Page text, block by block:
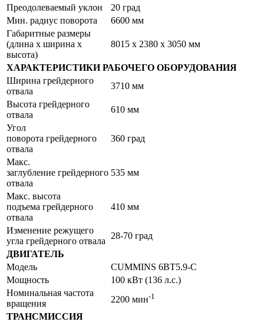
Преодолеваемый уклон
20 град
Мин. радиус поворота
6600 мм
Габаритные размеры
(длина х ширина х
высота)
8015 х 2380 х 3050 мм
ХАРАКТЕРИСТИКИ РАБОЧЕГО ОБОРУДОВАНИЯ
Ширина грейдерного
отвала
3710 мм
Высота грейдерного
отвала
610 мм
Угол
поворота грейдерного
отвала
360 град
Макс.
заглубление грейдерного
отвала
535 мм
Макс. высота
подъема грейдерного
отвала
410 мм
Изменение режущего
угла грейдерного отвала
28-70 град
ДВИГАТЕЛЬ
Модель
CUMMINS 6BT5.9-C
Мощность
100 кВт (136 л.с.)
Номинальная частота
вращения
2200 мин-1
ТРАНСМИССИЯ